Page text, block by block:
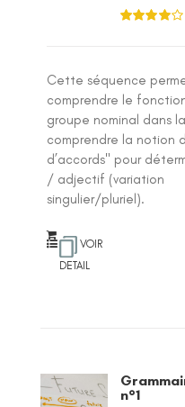
Cette séquence
comprendre le
groupe nominal dans
comprendre la notion
d’accords" pour
/ adjectif (variation
singulier/pluriel).
VOIR
DETAIL
n°1